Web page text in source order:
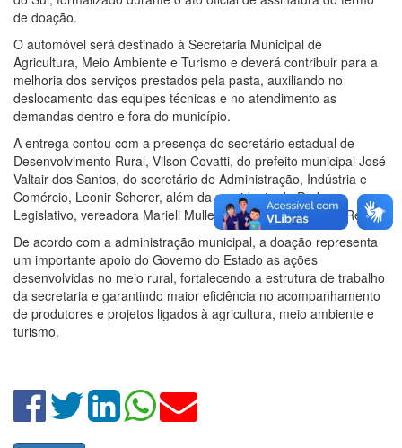
de doação.
O automóvel será destinado à Secretaria Municipal de
Agricultura, Meio Ambiente e Turismo e deverá contribuir para a
melhoria dos serviços prestados pela pasta, auxiliando no
deslocamento das equipes técnicas e no atendimento as
demandas dentro e fora do município.
A entrega contou com a presença do secretário estadual de
Desenvolvimento Rural, Vilson Covatti, do prefeito municipal José
Valtair dos Santos, do secretário de Administração, Indústria e
Comércio, Leonir Scherer, além da presidente do Poder
Legislativo, vereadora Marieli Muller, e do vereador Dione Reis.
De acordo com a administração municipal, a doação representa
um importante apoio do Governo do Estado as ações
desenvolvidas no meio rural, fortalecendo a estrutura de trabalho
da secretaria e garantindo maior eficiência no acompanhamento
de produtores e projetos ligados à agricultura, meio ambiente e
turismo.